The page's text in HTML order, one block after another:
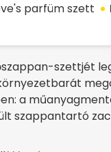
parfüm szett
szettjét
a
szappantartó